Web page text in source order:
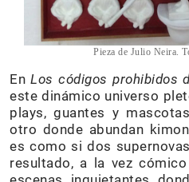
Pieza de Julio Neira.
EnLos códigos prohibidos
este dinámico universo
plays, guantes y
otro donde abundan
es como si dos
resultado, a la vez